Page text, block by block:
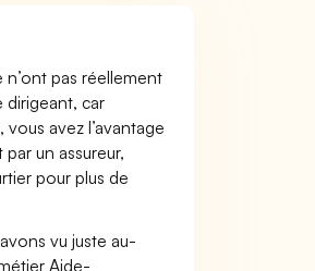
n’ont pas réellement
dirigeant, car
avez l’avantage
un assureur,
pour plus de
vu juste au-
Aide-